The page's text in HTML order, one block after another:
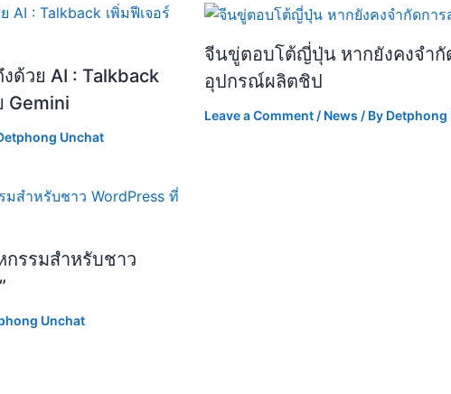
ด้วย AI : Talkback
Gemini
Unchat
จีนขู่ตอบโต้ญี่ปุ่น หากยังคงจำกั
อุปกรณ์ผลิตชิป
Leave a Comment / News / By Detphong
กรรมสำหรับชาว
Unchat